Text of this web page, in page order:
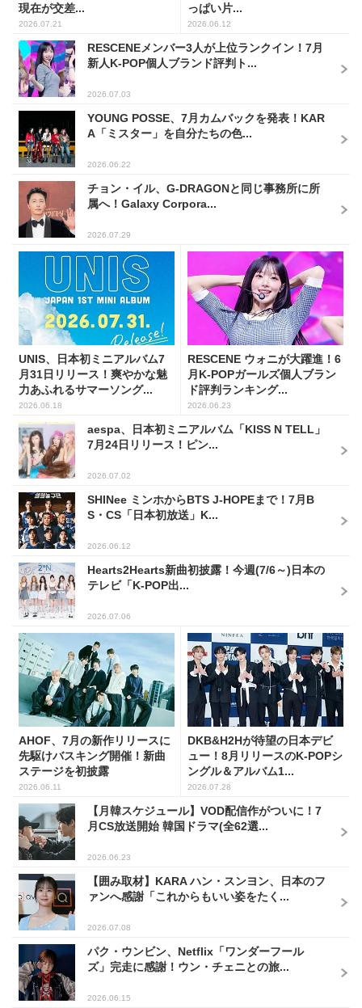
現在が交差...
2026.07.21
っぱい片...
2026.06.12
RESCENEメンバー3人が上位ランクイン！7月
新人K-POP個人ブランド評判ト...
2026.07.03
YOUNG POSSE、7月カムバックを発表！KAR
A「ミスター」を自分たちの色...
2026.06.22
チョン・イル、G-DRAGONと同じ事務所に所
属へ！Galaxy Corpora...
2026.07.29
UNIS、日本初ミニアルバム7
月31日リリース！爽やかな魅
力あふれるサマーソング...
2026.06.18
RESCENE ウォニが大躍進！6
月K-POPガールズ個人ブラン
ド評判ランキング...
2026.06.23
aespa、日本初ミニアルバム「KISS N TELL」
7月24日リリース！ピン...
2026.07.02
SHINee ミンホからBTS J-HOPEまで！7月B
S・CS「日本初放送」K...
2026.06.12
Hearts2Hearts新曲初披露！今週(7/6～)日本の
テレビ「K-POP出...
2026.07.06
AHOF、7月の新作リリースに
先駆けバスキング開催！新曲
ステージを初披露
2026.06.11
DKB&H2Hが待望の日本デビ
ュー！8月リリースのK-POPシ
ングル＆アルバム1...
2026.07.28
【月韓スケジュール】VOD配信作がついに！7
月CS放送開始 韓国ドラマ(全62選...
2026.06.23
【囲み取材】KARA ハン・スンヨン、日本のフ
ァンへ感謝「これからもいい姿をたく...
2026.07.08
パク・ウンビン、Netflix「ワンダーフール
ズ」完走に感謝！ウン・チェニとの旅...
2026.06.15